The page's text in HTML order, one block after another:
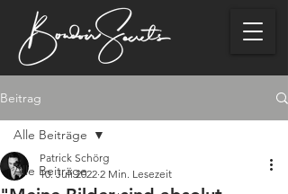
Beitrag
Alle Beiträge
Alle Beiträge
Patrick Schörg
10. Juli 2022 2 Min. Lesezeit